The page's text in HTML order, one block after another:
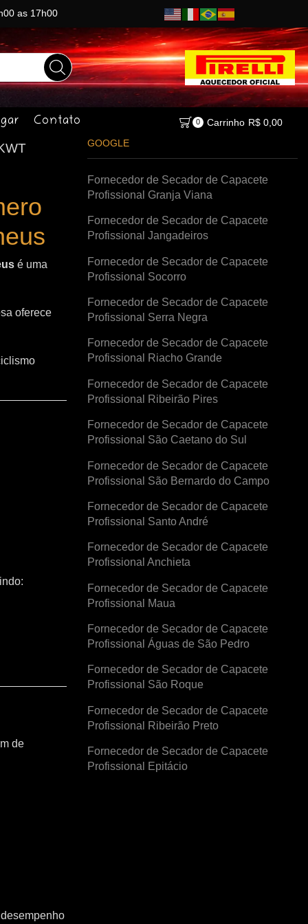
as 17h00
Contato 0 Carrinho R$0,00
é uma
oferece
de
GOOGLE
Fornecedor de Secador de Capacete
Profissional Granja Viana
Fornecedor de Secador de Capacete
Profissional Jangadeiros
Fornecedor de Secador de Capacete
Profissional Socorro
Fornecedor de Secador de Capacete
Profissional Serra Negra
Fornecedor de Secador de Capacete
Profissional Riacho Grande
Fornecedor de Secador de Capacete
Profissional Ribeirão Pires
Fornecedor de Secador de Capacete
Profissional São Caetano do Sul
Fornecedor de Secador de Capacete
Profissional São Bernardo do Campo
Fornecedor de Secador de Capacete
Profissional Santo André
Fornecedor de Secador de Capacete
Profissional Anchieta
Fornecedor de Secador de Capacete
Profissional Maua
Fornecedor de Secador de Capacete
Profissional Águas de São Pedro
Fornecedor de Secador de Capacete
Profissional São Roque
Fornecedor de Secador de Capacete
Profissional Ribeirão Preto
Fornecedor de Secador de Capacete
Profissional Epitácio